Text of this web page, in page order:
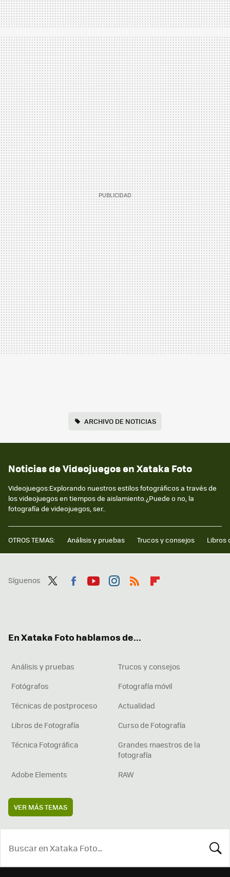
ARCHIVO DE NOTICIAS
Noticias de Videojuegos en Xataka Foto
Videojuegos:Explorando nuestros estilos fotográficos a través de
los videojuegos en tiempos de aislamiento.¿Puede o no, la
fotografía de videojuegos, ser..
OTROS TEMAS: Análisis y pruebas Trucos y consejos Libros
Síguenos
En Xataka Foto hablamos de...
Análisis y pruebas
Trucos y consejos
Fotógrafos
Fotografía móvil
Técnicas de postproceso
Actualidad
Libros de Fotografía
Curso de Fotografía
Técnica Fotográfica
Grandes maestros de la
fotografía
Adobe Elements
RAW
VER MÁS TEMAS